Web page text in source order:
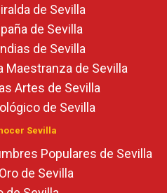
de Sevilla
de Sevilla
de Sevilla
Maestranza de Sevilla
Artes de Sevilla
de Sevilla
Sevilla
Populares de Sevilla
de Sevilla